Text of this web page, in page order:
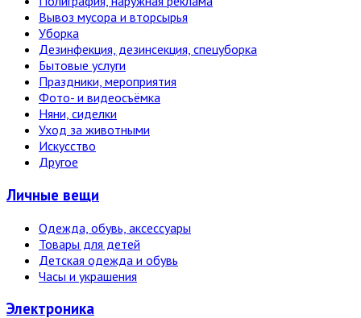
Вывоз мусора и вторсырья
Уборка
Дезинфекция, дезинсекция, спецуборка
Бытовые услуги
Праздники, мероприятия
Фото- и видеосъёмка
Няни, сиделки
Уход за животными
Искусство
Другое
Личные вещи
Одежда, обувь, аксессуары
Товары для детей
Детская одежда и обувь
Часы и украшения
Электро­ника